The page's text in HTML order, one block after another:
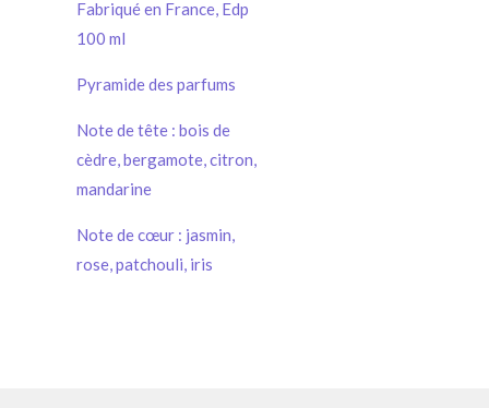
Fabriqué en France, Edp
100 ml
Pyramide des parfums
Note de tête : bois de
cèdre, bergamote, citron,
mandarine
Note de cœur : jasmin,
rose, patchouli, iris